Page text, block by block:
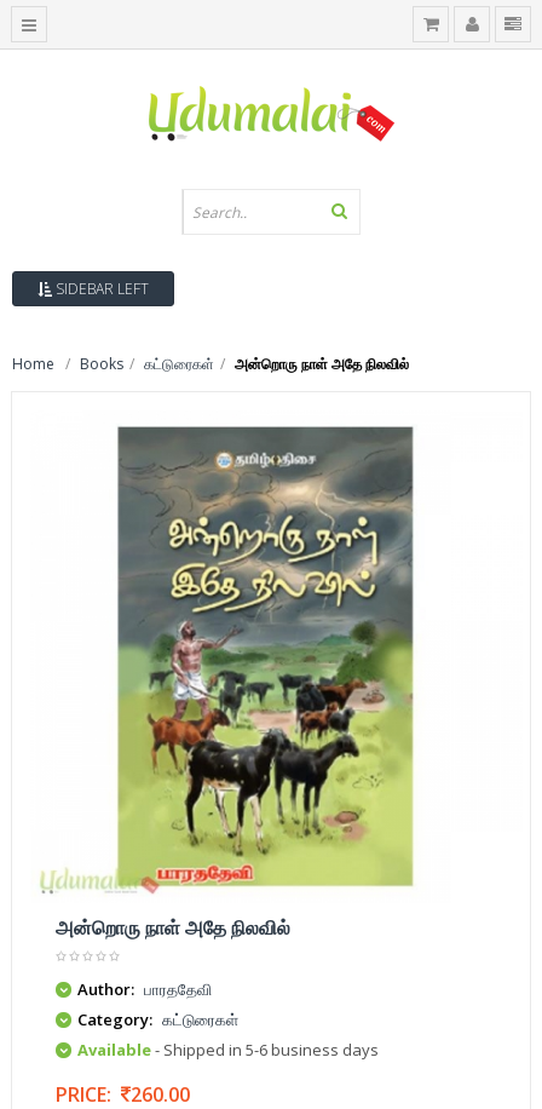
SIDEBAR LEFT
Home Books கட்டுரைகள் அன்றொரு நாள் அதே நிலவில்
அன்றொரு நாள் அதே நிலவில்
Author: பாரததேவி
Category: கட்டுரைகள்
Available- Shipped in 5-6 business days
PRICE: 260.00